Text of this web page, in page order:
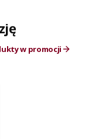
w promocji